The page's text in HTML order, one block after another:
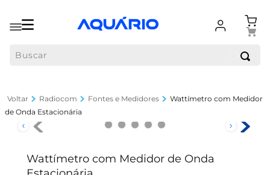
Radiocom Fontes e Medidores
Wattímetro com Medidor
de Onda Estacionária
Wattímetro com Medidor de Onda